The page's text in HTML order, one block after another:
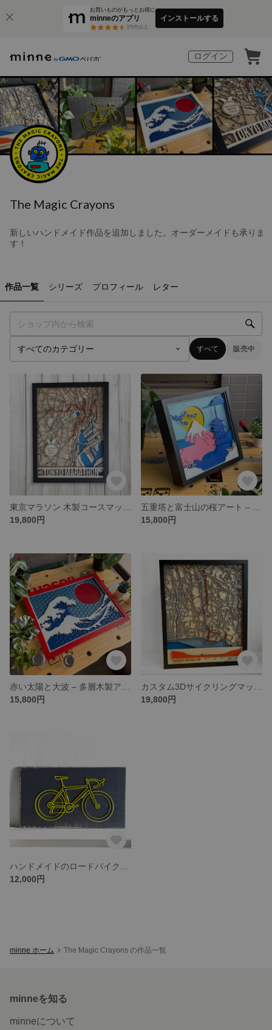
お買いものがもっとお得に
minneのアプリ
3万件以上
インストールする
ログイン
The Magic Crayons
新しいハンドメイド作品を追加しました。オーダーメイドも承りま
す！
作品一覧 シリーズ プロフィール レター
すべて 販売中
19,800円
15,800円
15,800円
19,800円
12,000円
minne ホーム The Magic Crayons の作品一覧
minneを知る
minneについて